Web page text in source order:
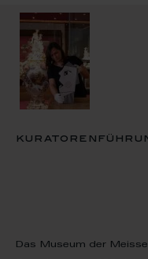
Das Museum der